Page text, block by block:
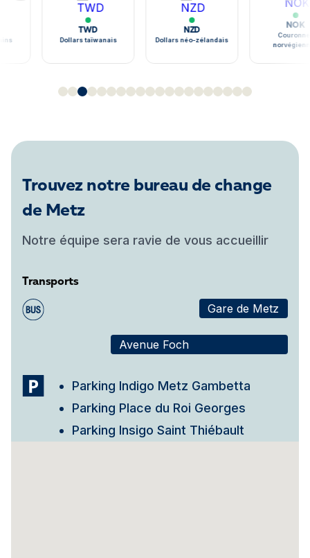
TWD
Dollars taïwanais
NZD
Dollars néo-zélandais
NOK
Trouvez notre bureau de change
de Metz
Notre équipe sera ravie de vous accueillir
Transports
Gare de Metz
Avenue Foch
Parking Indigo Metz Gambetta
Parking Place du Roi Georges
Parking Insigo Saint Thiébault